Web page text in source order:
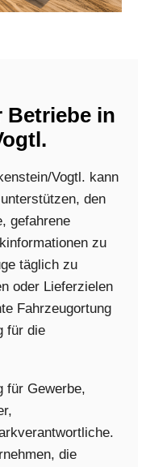
Betriebe in
Vogtl. kann
den
gefahrene
zu
täglich zu
oder Lieferzielen
Fahrzeugortung
für die
für Gewerbe,
die